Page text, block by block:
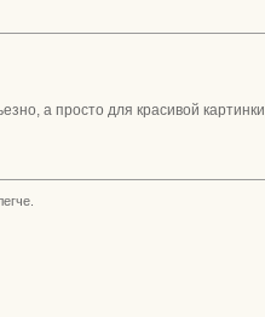
а просто для красивой картинки